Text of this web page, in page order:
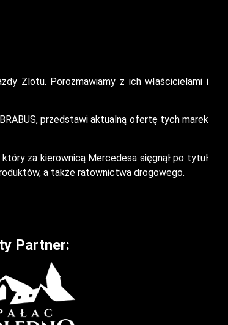
Zlotu. Porozmawiamy z ich właścicielami i
przedstawi aktualną ofertę tych marek
za kierownicą Mercedesa sięgnął po tytuł
a także ratownictwa drogowego.
Partner: